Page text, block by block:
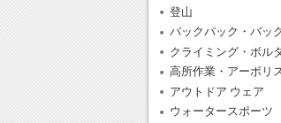
登山
バックパック・バッ
クライミング・ボル
高所作業・アーボリ
アウトドア ウェア
ウォータースポーツ